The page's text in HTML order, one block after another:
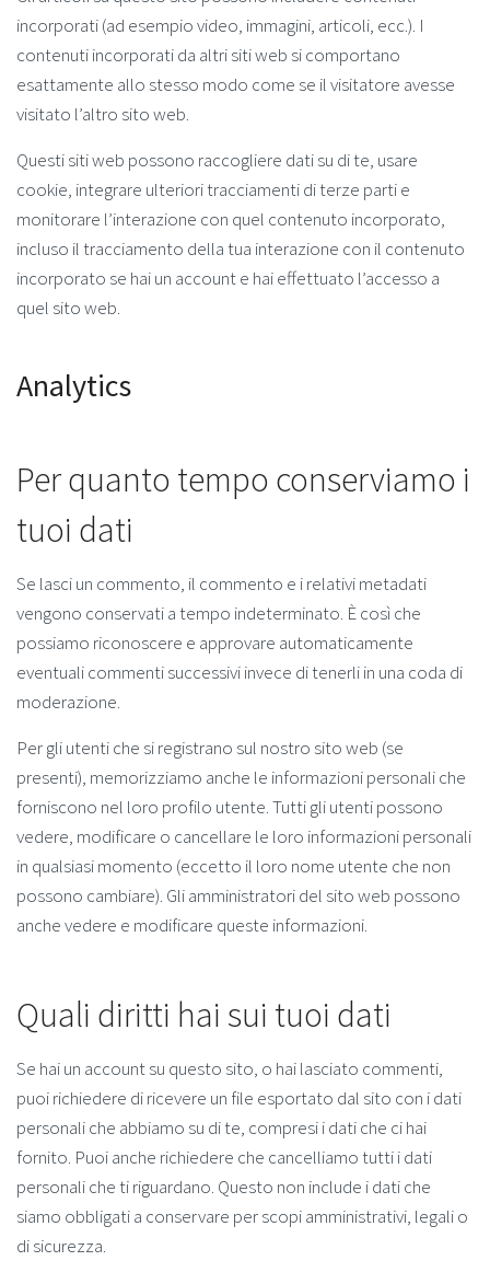
incorporati (ad esempio video, immagini, articoli, ecc.). I
contenuti incorporati da altri siti web si comportano
esattamente allo stesso modo come se il visitatore avesse
visitato l’altro sito web.
Questi siti web possono raccogliere dati su di te, usare
cookie, integrare ulteriori tracciamenti di terze parti e
monitorare l’interazione con quel contenuto incorporato,
incluso il tracciamento della tua interazione con il contenuto
incorporato se hai un account e hai effettuato l’accesso a
quel sito web.
Analytics
Per quanto tempo conserviamo i
tuoi dati
Se lasci un commento, il commento e i relativi metadati
vengono conservati a tempo indeterminato. È così che
possiamo riconoscere e approvare automaticamente
eventuali commenti successivi invece di tenerli in una coda di
moderazione.
Per gli utenti che si registrano sul nostro sito web (se
presenti), memorizziamo anche le informazioni personali che
forniscono nel loro profilo utente. Tutti gli utenti possono
vedere, modificare o cancellare le loro informazioni personali
in qualsiasi momento (eccetto il loro nome utente che non
possono cambiare). Gli amministratori del sito web possono
anche vedere e modificare queste informazioni.
Quali diritti hai sui tuoi dati
Se hai un account su questo sito, o hai lasciato commenti,
puoi richiedere di ricevere un file esportato dal sito con i dati
personali che abbiamo su di te, compresi i dati che ci hai
fornito. Puoi anche richiedere che cancelliamo tutti i dati
personali che ti riguardano. Questo non include i dati che
siamo obbligati a conservare per scopi amministrativi, legali o
di sicurezza.